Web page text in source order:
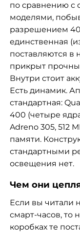
по сравнению с
моделями,
разрешением
единственная
поставляются в
прикрыт
Внутри стоит
Есть динамик.
стандартная:
400 (четыре
Adreno 305, 512
памяти.
стандартными
освещения нет.
Чем они
Если вы читали
смарт-часов, то
коробках те